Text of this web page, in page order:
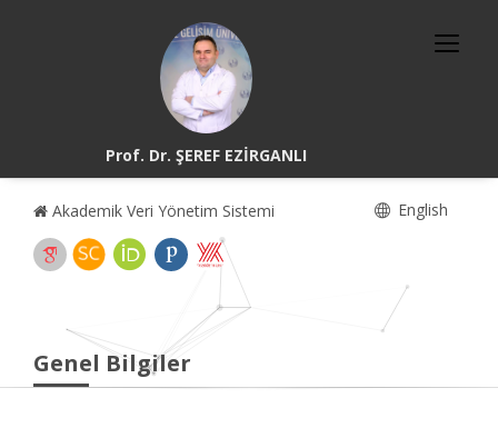
Prof. Dr. ŞEREF EZİRGANLI
Akademik Veri Yönetim Sistemi English
Genel Bilgiler